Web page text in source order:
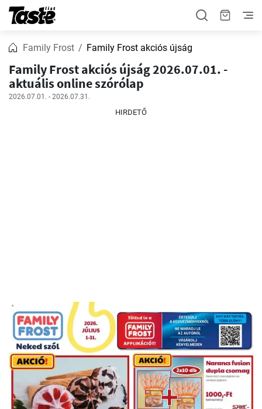
Family Frost Family Frost akciós újság
Family Frost akciós újság 2026.07.01. -
aktuális online szórólap
2026.07.01. - 2026.07.31.
HIRDETŐ